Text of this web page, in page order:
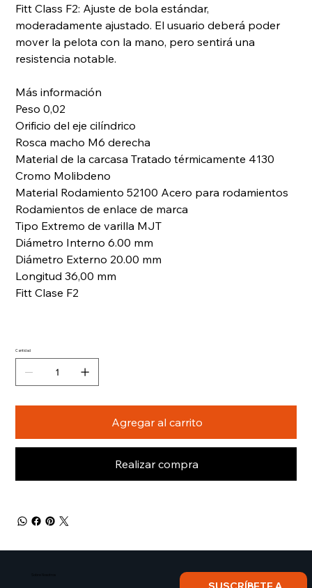
Fitt Class F2: Ajuste de bola estándar,
moderadamente ajustado. El usuario deberá poder
mover la pelota con la mano, pero sentirá una
resistencia notable.
Más información
Peso 0,02
Orificio del eje cilíndrico
Rosca macho M6 derecha
Material de la carcasa Tratado térmicamente 4130
Cromo Molibdeno
Material Rodamiento 52100 Acero para rodamientos
Rodamientos de enlace de marca
Tipo Extremo de varilla MJT
Diámetro Interno 6.00 mm
Diámetro Externo 20.00 mm
Longitud 36,00 mm
Fitt Clase F2
Cantidad
Agregar al carrito
Realizar compra